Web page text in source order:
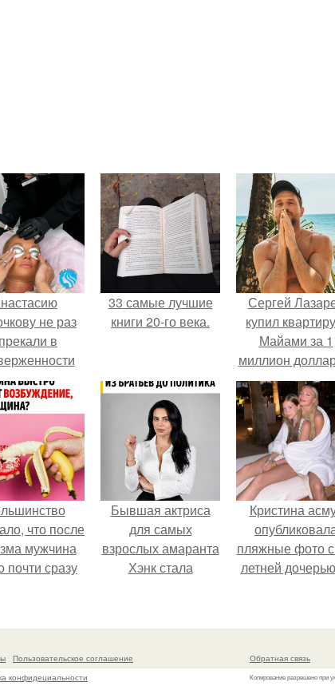
не раз
в
бьюти -
33 самые лучшие
книги 20-го века.
Сергей
купил
Майами за 1
миллион
что после
мужчина
почти сразу
может
Бывшая актриса
для самых
взрослых амаранта
Хэнк стала
Кристина
пляжные фото
летней
Пользовательское соглашение
конфидециальности
Обратная связь
Копирование разрешено при